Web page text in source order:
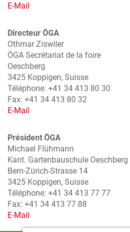
E-Mail
Directeur ÖGA
Othmar Ziswiler
ÖGA Secrétariat de la foire
Oeschberg
3425 Koppigen, Suisse
Téléphone: +41 34 413 80 30
Fax: +41 34 413 80 32
E-Mail
Président ÖGA
Michael Flühmann
Kant. Gartenbauschule Oeschberg
Bern-Zürich-Strasse 14
3425 Koppigen, Suisse
Téléphone: +41 34 413 77 77
Fax: +41 34 413 77 88
E-Mail